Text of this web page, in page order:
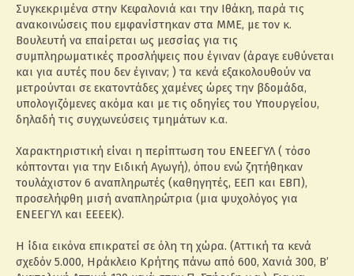
Συγκεκριμένα στην Κεφαλονιά και την Ιθάκη, παρά τις
ανακοινώσεις που εμφανίστηκαν στα ΜΜΕ, με τον κ.
Βουλευτή να επαίρεται ως μεσσίας για τις
συμπληρωματικές προσλήψεις που έγιναν (άραγε ευθύνεται
και για αυτές που δεν έγιναν; ) τα κενά εξακολουθούν να
μετρούνται σε εκατοντάδες χαμένες ώρες την βδομάδα,
υπολογιζόμενες ακόμα και με τις οδηγίες του Υπουργείου,
δηλαδή τις συγχωνεύσεις τμημάτων κ.α.
Χαρακτηριστική είναι η περίπτωση του ΕΝΕΕΓΥΛ ( τόσο
κόπτονται για την Ειδική Αγωγή), όπου ενώ ζητήθηκαν
τουλάχιστον 6 αναπληρωτές (καθηγητές, ΕΕΠ και ΕΒΠ),
προσελήφθη μισή αναπληρώτρια (μια ψυχολόγος για
ΕΝΕΕΓΥΛ και ΕΕΕΕΚ).
Η ίδια εικόνα επικρατεί σε όλη τη χώρα. (Αττική τα κενά
σχεδόν 5.000, Ηράκλειο Κρήτης πάνω από 600, Χανιά 300, Β’